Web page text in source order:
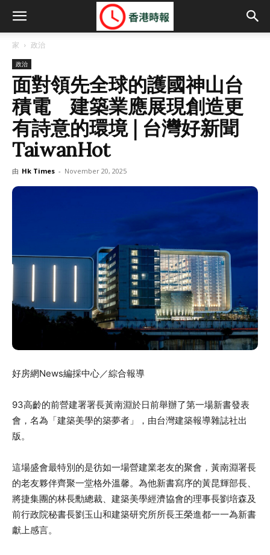
家 政治
政治
面對領先全球的護國神山台
積電 建築業應展現創造更
有詩意的環境 | 台灣好新聞
TaiwanHot
由 Hk Times - November 20, 2025
好房網News編採中心／綜合報導
93高齡的前營建署署長黃南淵於日前舉辦了第一場新書發表
會，名為「建築美學的築夢者」，由台灣建築報導雜誌社出
版。
這場盛會最特別的是彷如一場營建業老友的聚會，黃南淵署長
的老友夥伴齊聚一堂格外溫馨。為他新書寫序的黃昆輝部長、
將捷集團的林長勳總裁、建築美學經濟協會的理事長劉培森及
前行政院秘書長劉玉山和建築研究所所長王榮進都一一為新書
獻上感言。